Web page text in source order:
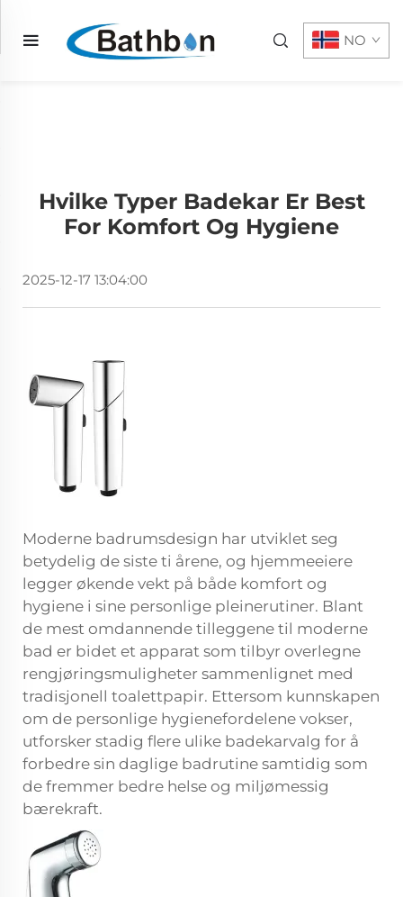
NO
Hvilke Typer Badekar Er Best
For Komfort Og Hygiene
2025-12-17 13:04:00
Moderne badrumsdesign har utviklet seg
betydelig de siste ti årene, og hjemmeeiere
legger økende vekt på både komfort og
hygiene i sine personlige pleinerutiner. Blant
de mest omdannende tilleggene til moderne
bad er bidet et apparat som tilbyr overlegne
rengjøringsmuligheter sammenlignet med
tradisjonell toalettpapir. Ettersom kunnskapen
om de personlige hygienefordelene vokser,
utforsker stadig flere ulike badekarvalg for å
forbedre sin daglige badrutine samtidig som
de fremmer bedre helse og miljømessig
bærekraft.